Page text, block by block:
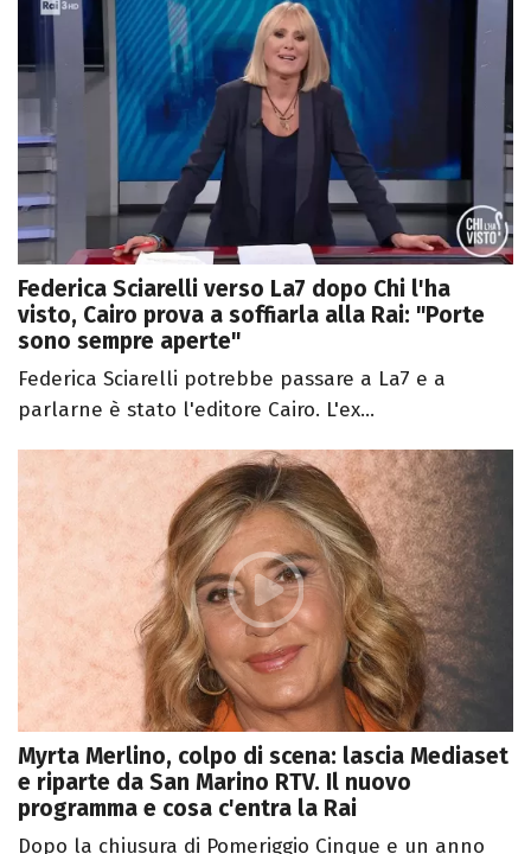
Federica Sciarelli verso La7 dopo Chi l'ha
visto, Cairo prova a soffiarla alla Rai: "Porte
sono sempre aperte"
Federica Sciarelli potrebbe passare a La7 e a
parlarne è stato l'editore Cairo. L'ex...
Myrta Merlino, colpo di scena: lascia Mediaset
e riparte da San Marino RTV. Il nuovo
programma e cosa c'entra la Rai
Dopo la chiusura di Pomeriggio Cinque e un anno